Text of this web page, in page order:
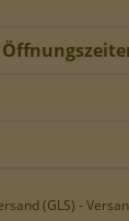
(GLS) -